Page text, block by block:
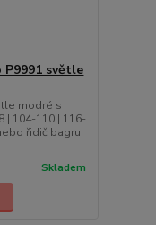
P9991 světle
modré s
| 104-110 | 116-
řidič bagru
Skladem